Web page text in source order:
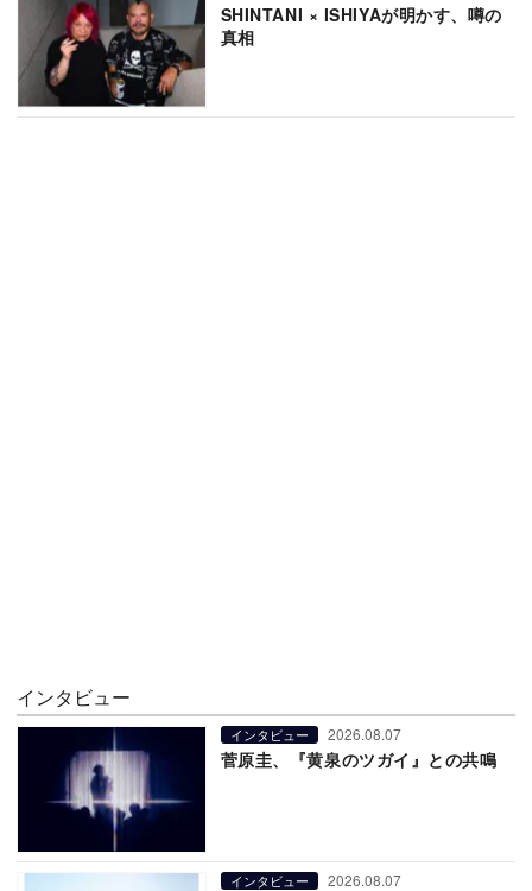
SHINTANI × ISHIYAが明かす、噂の
真相
インタビュー
インタビュー 2026.08.07
菅原圭、『黄泉のツガイ』との共鳴
インタビュー 2026.08.07